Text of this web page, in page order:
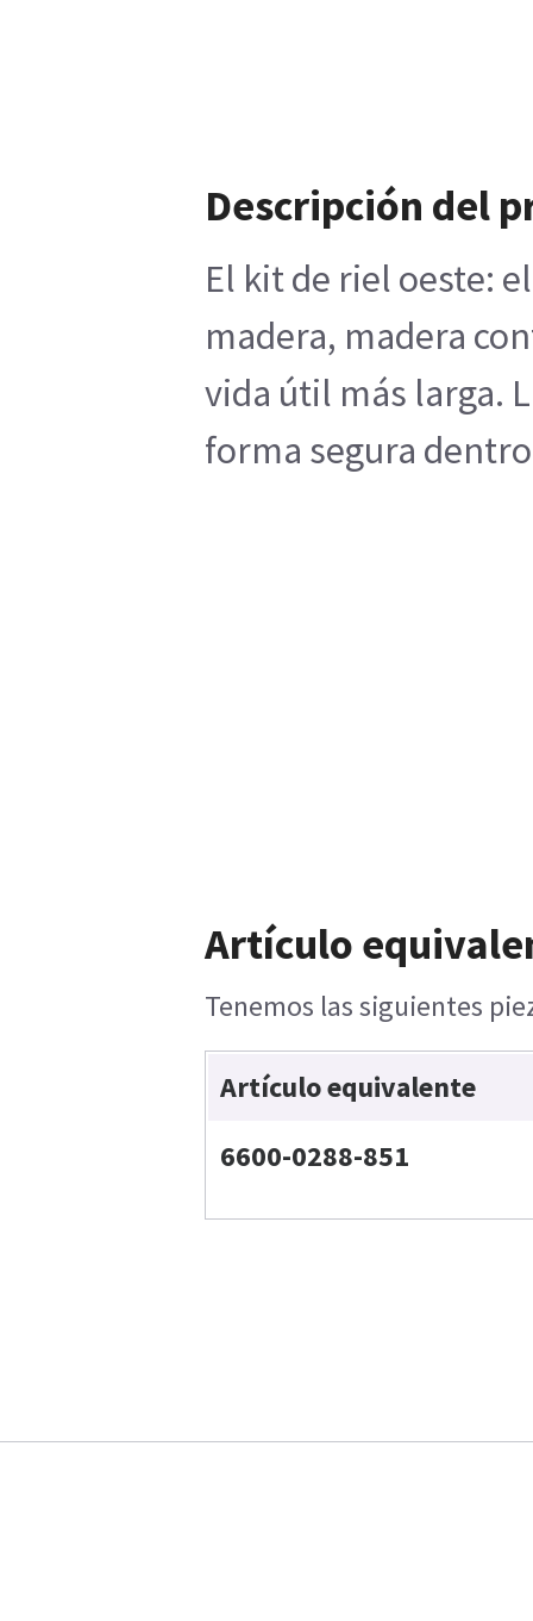
Descripción del
El kit de riel oeste:
madera, madera
vida útil más larga.
forma segura
Artículo
Tenemos las siguientes
Artículo equivalente
6600-0288-851